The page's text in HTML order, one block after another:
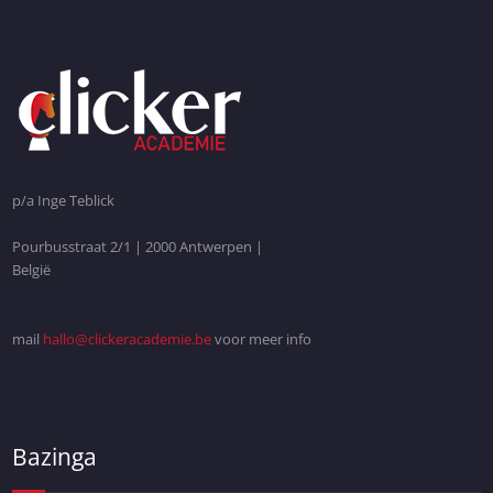
p/a Inge Teblick
Pourbusstraat 2/1 | 2000 Antwerpen |
België
mail hallo@clickeracademie.bevoor meer info
Bazinga